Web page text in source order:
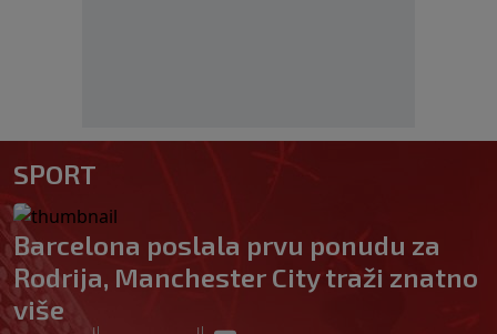
SPORT
Barcelona poslala prvu ponudu za
Rodrija, Manchester City traži znatno
više